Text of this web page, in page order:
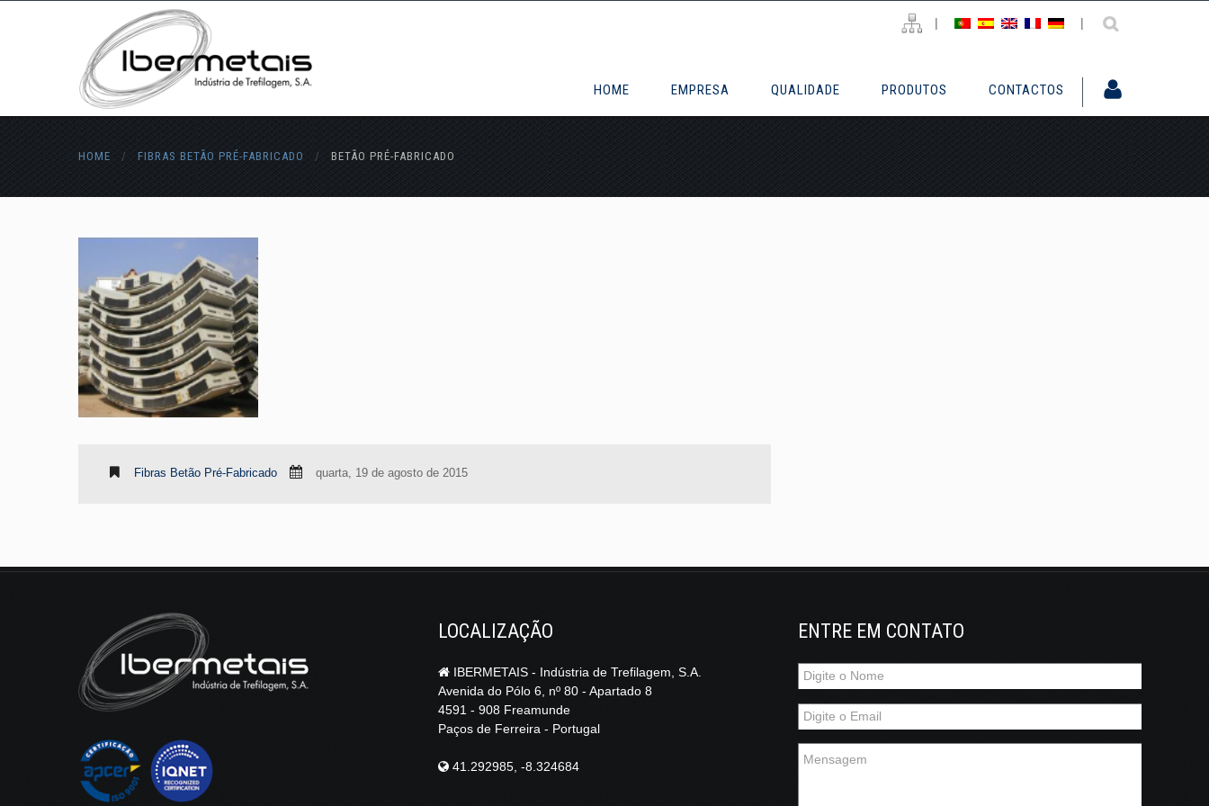
| |
HOME EMPRESA QUALIDADE PRODUTOS CONTACTOS
HOME / FIBRAS BETÃO PRÉ-FABRICADO / BETÃO PRÉ-FABRICADO
Fibras Betão Pré-Fabricado quarta, 19 de agosto de 2015
LOCALIZAÇÃO
IBERMETAIS - Indústria de Trefilagem, S.A.
Avenida do Pólo 6, nº 80 - Apartado 8
4591 - 908 Freamunde
Paços de Ferreira - Portugal
41.292985, -8.324684
ENTRE EM CONTATO